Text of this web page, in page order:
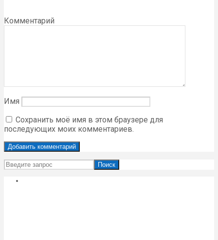
Комментарий
Имя
Сохранить моё имя в этом браузере для
последующих моих комментариев.
Поиск